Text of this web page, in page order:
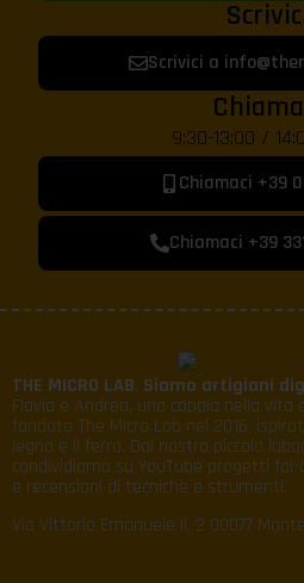
Scrivici a
9:30-13:00 /
Chiamaci +39
Chiamaci +39
THE MICRO LAB. Siamo artigiani
Flavia e Andrea, una coppia nella vita
fondato The Micro Lab nel 2016,
legno e il ferro. Dal nostro piccolo
condividiamo su YouTube progetti
e recensioni di tecniche e strumenti.
Via Vittorio Emanuele II, 2 00077